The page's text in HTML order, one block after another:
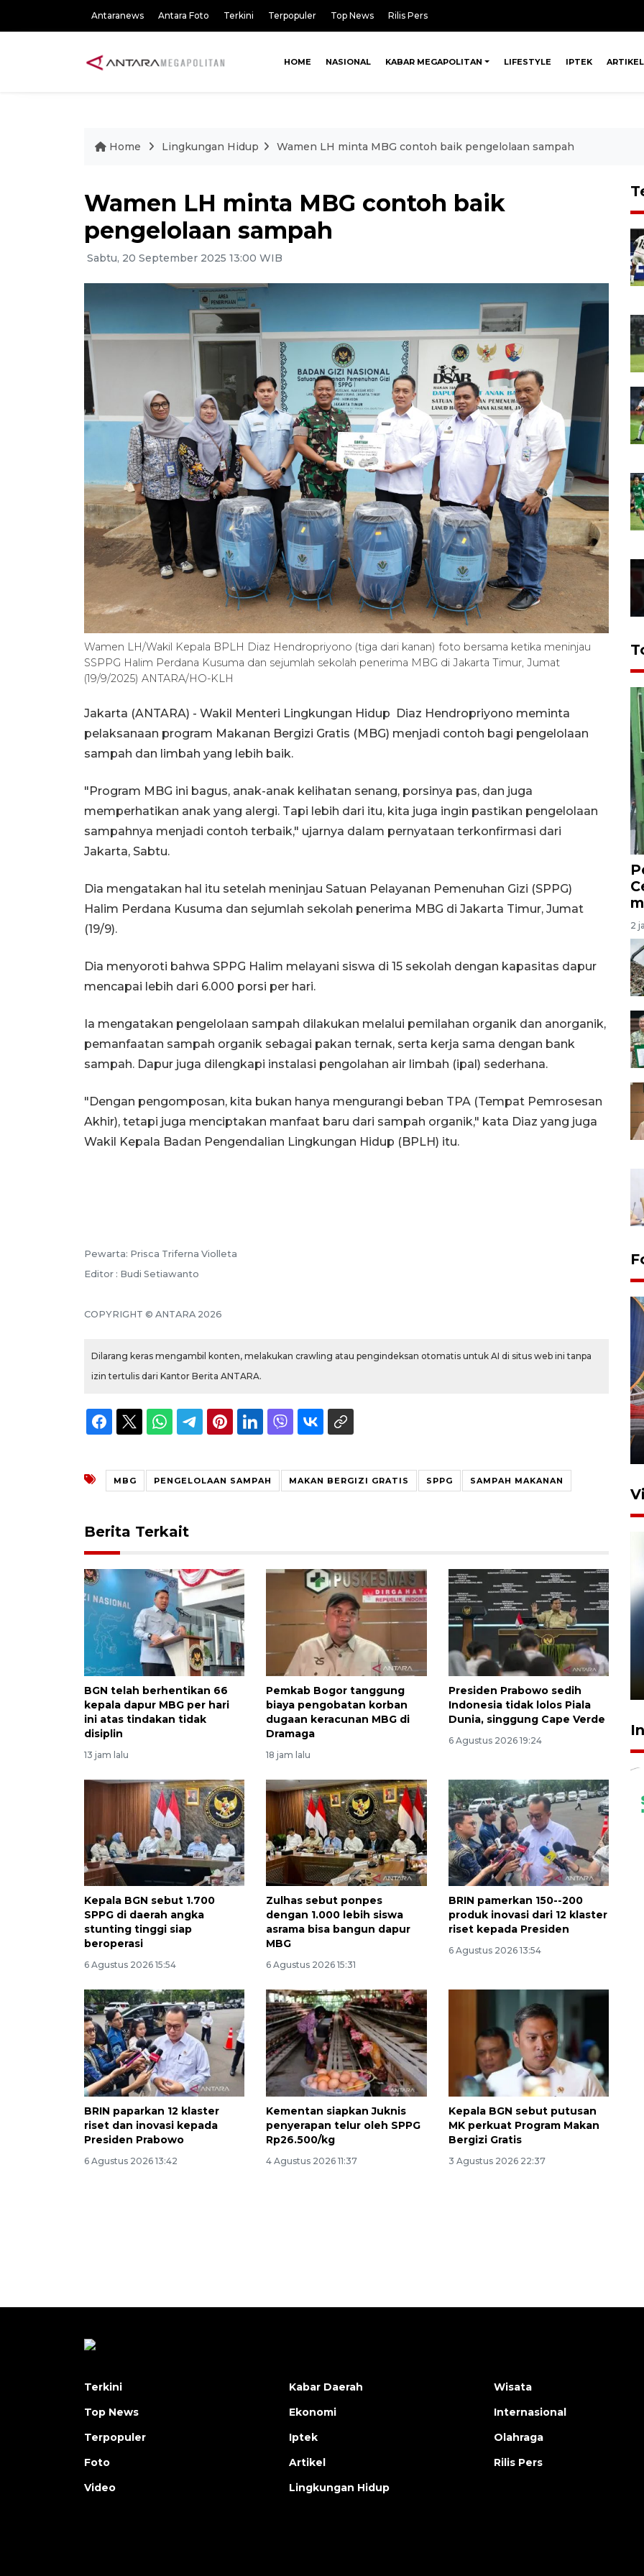
Antaranews Antara Foto Terkini Terpopuler Top News Rilis Pers
HOME NASIONAL KABAR MEGAPOLITAN LIFESTYLE IPTEK ARTIKEL
Home Lingkungan Hidup Wamen LH minta MBG contoh baik pengelolaan sampah
Wamen LH minta MBG contoh baik
pengelolaan sampah
Sabtu, 20 September 2025 13:00 WIB
Wamen LH/Wakil Kepala BPLH Diaz Hendropriyono (tiga dari kanan) foto bersama ketika meninjau
SSPPG Halim Perdana Kusuma dan sejumlah sekolah penerima MBG di Jakarta Timur, Jumat
(19/9/2025) ANTARA/HO-KLH
Jakarta (ANTARA) - Wakil Menteri Lingkungan Hidup Diaz Hendropriyono meminta
pelaksanaan program Makanan Bergizi Gratis (MBG) menjadi contoh bagi pengelolaan
sampah dan limbah yang lebih baik.
"Program MBG ini bagus, anak-anak kelihatan senang, porsinya pas, dan juga
memperhatikan anak yang alergi. Tapi lebih dari itu, kita juga ingin pastikan pengelolaan
sampahnya menjadi contoh terbaik," ujarnya dalam pernyataan terkonfirmasi dari
Jakarta, Sabtu.
Dia mengatakan hal itu setelah meninjau Satuan Pelayanan Pemenuhan Gizi (SPPG)
Halim Perdana Kusuma dan sejumlah sekolah penerima MBG di Jakarta Timur, Jumat
(19/9).
Dia menyoroti bahwa SPPG Halim melayani siswa di 15 sekolah dengan kapasitas dapur
mencapai lebih dari 6.000 porsi per hari.
Ia mengatakan pengelolaan sampah dilakukan melalui pemilahan organik dan anorganik,
pemanfaatan sampah organik sebagai pakan ternak, serta kerja sama dengan bank
sampah. Dapur juga dilengkapi instalasi pengolahan air limbah (ipal) sederhana.
"Dengan pengomposan, kita bukan hanya mengurangi beban TPA (Tempat Pemrosesan
Akhir), tetapi juga menciptakan manfaat baru dari sampah organik," kata Diaz yang juga
Wakil Kepala Badan Pengendalian Lingkungan Hidup (BPLH) itu.
Pewarta: Prisca Triferna Violleta
Editor : Budi Setiawanto
COPYRIGHT © ANTARA 2026
Dilarang keras mengambil konten, melakukan crawling atau pengindeksan otomatis untuk AI di situs web ini tanpa
izin tertulis dari Kantor Berita ANTARA.
MBG PENGELOLAAN SAMPAH MAKAN BERGIZI GRATIS SPPG SAMPAH MAKANAN
Berita Terkait
BGN telah berhentikan 66
kepala dapur MBG per hari
ini atas tindakan tidak
disiplin
13 jam lalu
Pemkab Bogor tanggung
biaya pengobatan korban
dugaan keracunan MBG di
Dramaga
18 jam lalu
Presiden Prabowo sedih
Indonesia tidak lolos Piala
Dunia, singgung Cape Verde
6 Agustus 2026 19:24
Kepala BGN sebut 1.700
SPPG di daerah angka
stunting tinggi siap
beroperasi
6 Agustus 2026 15:54
Zulhas sebut ponpes
dengan 1.000 lebih siswa
asrama bisa bangun dapur
MBG
6 Agustus 2026 15:31
BRIN pamerkan 150--200
produk inovasi dari 12 klaster
riset kepada Presiden
6 Agustus 2026 13:54
BRIN paparkan 12 klaster
riset dan inovasi kepada
Presiden Prabowo
6 Agustus 2026 13:42
Kementan siapkan Juknis
penyerapan telur oleh SPPG
Rp26.500/kg
4 Agustus 2026 11:37
Kepala BGN sebut putusan
MK perkuat Program Makan
Bergizi Gratis
3 Agustus 2026 22:37
2
Pelanggan Filaha Farm setia
sampai 8 tahan?
Terkini
Top News
Terpopuler
Foto
Video
Kabar Daerah
Ekonomi
Iptek
Artikel
Lingkungan Hidup
Wisata
Internasional
Olahraga
Rilis Pers